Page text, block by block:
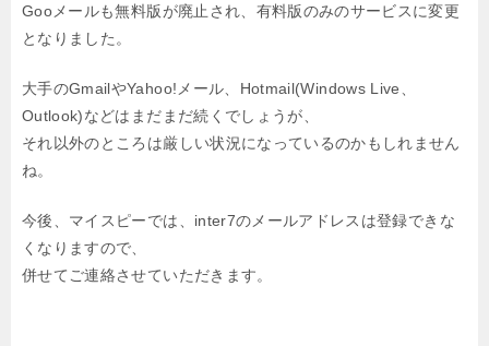
Gooメールも無料版が廃止され、有料版のみのサービスに変更
となりました。
大手のGmailやYahoo!メール、Hotmail(Windows Live、
Outlook)などはまだまだ続くでしょうが、
それ以外のところは厳しい状況になっているのかもしれません
ね。
今後、マイスピーでは、inter7のメールアドレスは登録できな
くなりますので、
併せてご連絡させていただきます。